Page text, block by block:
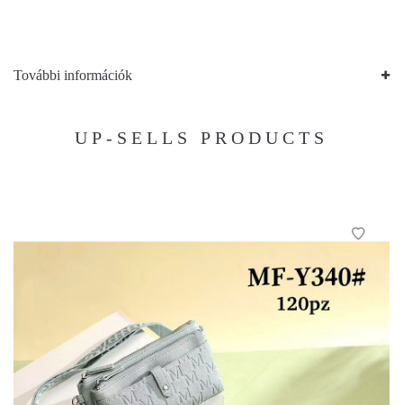
További információk
UP-SELLS PRODUCTS